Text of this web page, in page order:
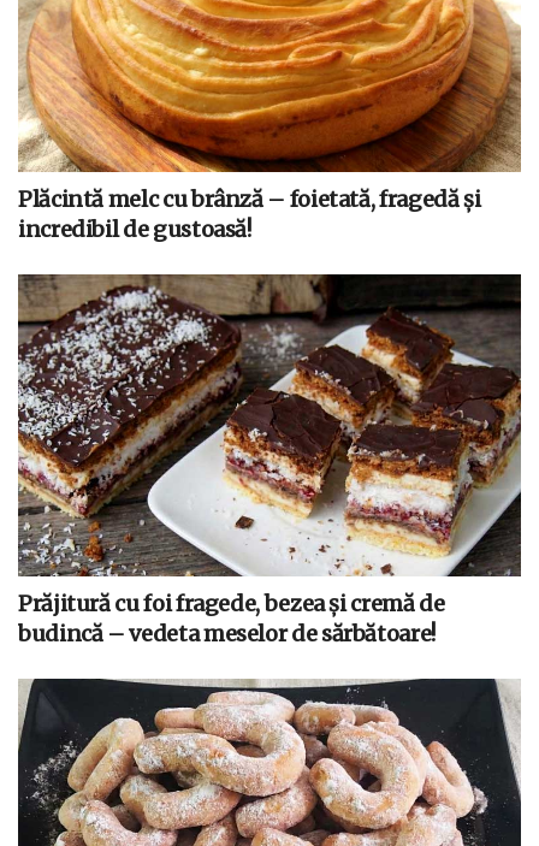
Plăcintă melc cu brânză – foietată, fragedă și
incredibil de gustoasă!
Prăjitură cu foi fragede, bezea și cremă de
budincă – vedeta meselor de sărbătoare!